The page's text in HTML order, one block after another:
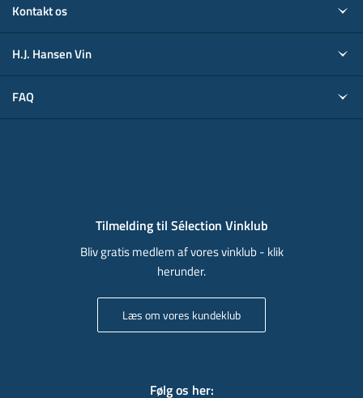
Kontakt os
H.J. Hansen Vin
FAQ
Tilmelding til Sélection Vinklub
Bliv gratis medlem af vores vinklub - klik
herunder.
Læs om vores kundeklub
Følg os her: